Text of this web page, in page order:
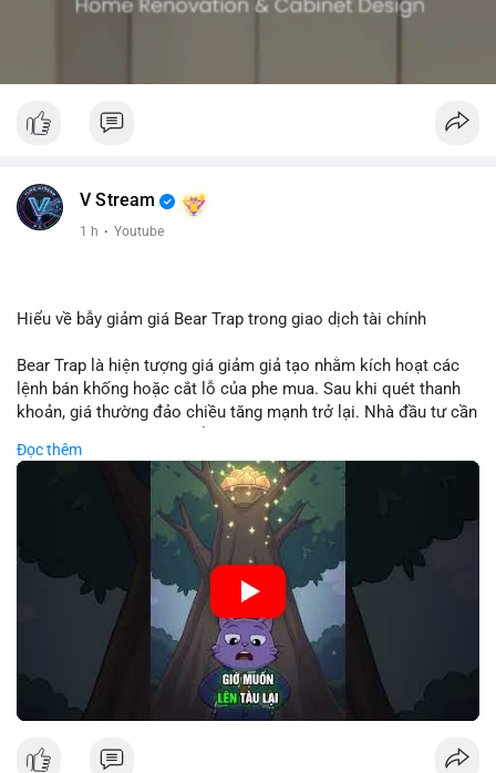
V Stream
1 h · Youtube
Hiểu về bẫy giảm giá Bear Trap trong giao dịch tài chính
Bear Trap là hiện tượng giá giảm giả tạo nhằm kích hoạt các
lệnh bán khống hoặc cắt lỗ của phe mua. Sau khi quét thanh
khoản, giá thường đảo chiều tăng mạnh trở lại. Nhà đầu tư cần
hóa điểm vào lệnh.
🎥 Xem video trực tiếp tại:
Nguồn: Cú Thông Thái
Đọc thêm